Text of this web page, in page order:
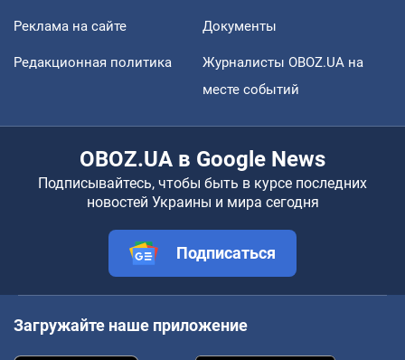
Реклама на сайте Документы
Редакционная политика
Журналисты OBOZ.UA на
месте событий
OBOZ.UA в Google News
Подписывайтесь, чтобы быть в курсе последних
новостей Украины и мира сегодня
Подписаться
Загружайте наше приложение